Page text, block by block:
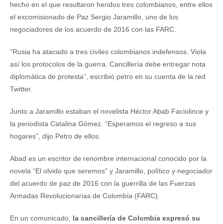
hecho en el que resultaron heridos tres colombianos, entre ellos
el excomisionado de Paz Sergio Jaramillo, uno de los
negociadores de los acuerdo de 2016 con las FARC.
“Rusia ha atacado a tres civiles colombianos indefensos. Viola
así los protocolos de la guerra. Cancillería debe entregar nota
diplomática de protesta”, escribió petro en su cuenta de la red
Twitter.
Junto a Jaramillo estaban el novelista Héctor Abab Faciolince y
la periodista Catalina Gómez. “Esperamos el regreso a sus
hogares”, dijo Petro de ellos.
Abad es un escritor de renombre internacional conocido por la
novela “El olvido que seremos” y Jaramillo, político y negociador
del acuerdo de paz de 2016 con la guerrilla de las Fuerzas
Armadas Revolucionarias de Colombia (FARC).
En un comunicado, la cancillería de Colombia expresó su